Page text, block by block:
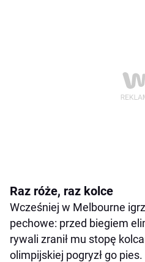
Raz róże, raz kolce
Wcześniej w Melbourne
pechowe: przed biegiem
rywali zranił mu stopę
olimpijskiej pogryzł go